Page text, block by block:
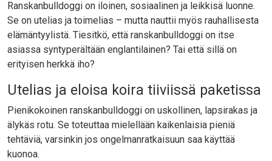
Ranskanbulldoggi on iloinen, sosiaalinen ja leikkisä luonne.
Se on utelias ja toimelias – mutta nauttii myös rauhallisesta
elämäntyylistä. Tiesitkö, että ranskanbulldoggi on itse
asiassa syntyperältään englantilainen? Tai että sillä on
erityisen herkkä iho?
Utelias ja eloisa koira tiiviissä paketissa
Pienikokoinen ranskanbulldoggi on uskollinen, lapsirakas ja
älykäs rotu. Se toteuttaa mielellään kaikenlaisia pieniä
tehtäviä, varsinkin jos ongelmanratkaisuun saa käyttää
kuonoa.